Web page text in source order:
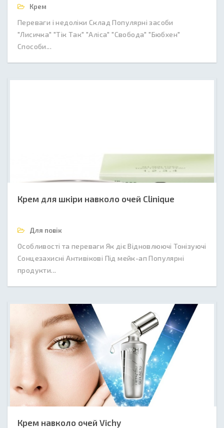
Крем
Переваги і недоліки Склад Популярні засоби
"Лисичка" "Тік Так" "Аліса" "Свобода" "Бюбхен"
Способи...
Крем для шкіри навколо очей Clinique
Для повік
Особливості та переваги Як діє Відновлюючі Тонізуючі
Сонцезахисні Антивікові Під мейк-ап Популярні
продукти...
Крем навколо очей Vichy